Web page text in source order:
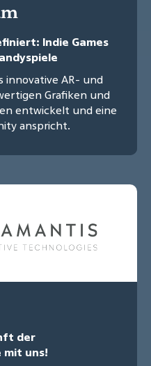
Indie Games
innovative AR- und
Grafiken und
entwickelt und eine
anspricht.
der
uns!